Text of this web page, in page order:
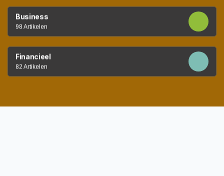
Business
98 Artikelen
Financieel
82 Artikelen